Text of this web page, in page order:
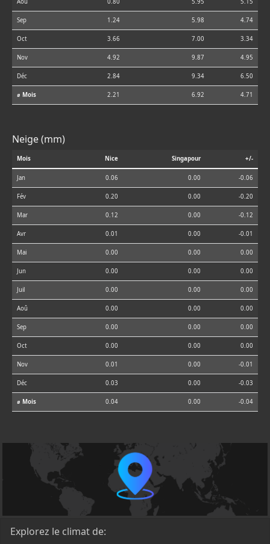
Aoû 0.80 5.95 5.15
Sep 1.24 5.98 4.74
Oct 3.66 7.00 3.34
Nov 4.92 9.87 4.95
Déc 2.84 9.34 6.50
⌀ Mois 2.21 6.92 4.71
Neige (mm)
Mois Nice Singapour +/-
Jan 0.06 0.00 -0.06
Fév 0.20 0.00 -0.20
Mar 0.12 0.00 -0.12
Avr 0.01 0.00 -0.01
Mai 0.00 0.00 0.00
Jun 0.00 0.00 0.00
Juil 0.00 0.00 0.00
Aoû 0.00 0.00 0.00
Sep 0.00 0.00 0.00
Oct 0.00 0.00 0.00
Nov 0.01 0.00 -0.01
Déc 0.03 0.00 -0.03
⌀ Mois 0.04 0.00 -0.04
Explorez le climat de: